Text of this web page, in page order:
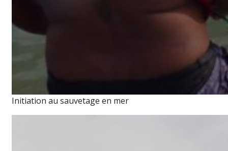
Initiation au sauvetage en mer